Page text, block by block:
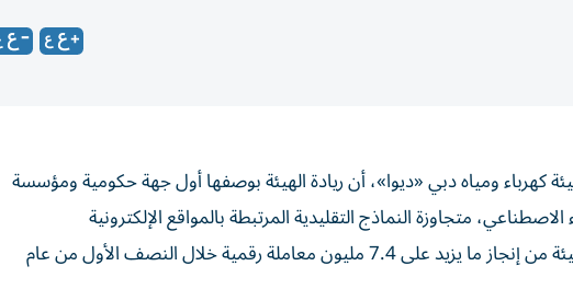
كهرباء ومياه دبي «ديوا»، أن ريادة الهيئة بوصفها أول جهة حكومية ومؤسسة
متجاوزة النماذج التقليدية المرتبطة بالمواقع الإلكترونية
والتطبيقات الذكية وحدها، قد أسهم في تمكين متعاملي الهيئة من إنجاز ما يزيد على 7.4 مليون معاملة رقمية خلال النصف الأول من عام